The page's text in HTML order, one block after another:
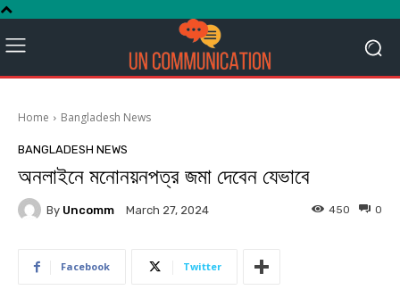
Home Bangladesh News
BANGLADESH NEWS
অনলাইনে মনোনয়নপত্র জমা দেবেন যেভাবে
By Uncomm March 27, 2024 0
450
Facebook Twitter